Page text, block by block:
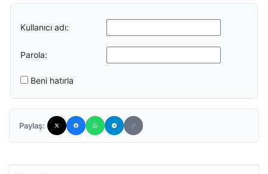
Kullanıcı adı:
Parola:
Beni hatırla
Paylaş: